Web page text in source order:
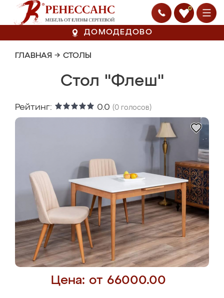
0
ДОМОДЕДОВО
ГЛАВНАЯ → СТОЛЫ
Стол "Флеш"
Рейтинг: 0.0 (0 голосов)
Цена: от 66000.00